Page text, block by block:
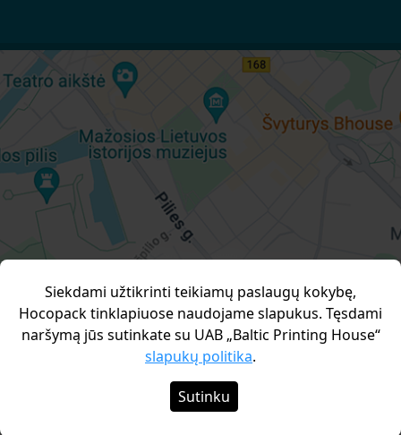
Siekdami užtikrinti teikiamų paslaugų kokybę,
Hocopack tinklapiuose naudojame slapukus. Tęsdami
naršymą jūs sutinkate su UAB „Baltic Printing House“
slapukų politika.
Sutinku